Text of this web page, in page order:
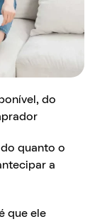
do
do quanto o
a
que ele